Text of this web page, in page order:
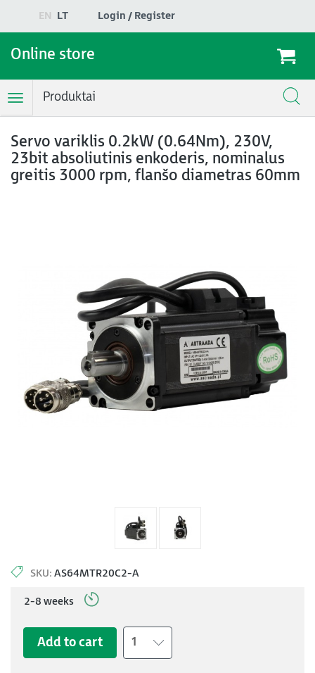
EN LT Login / Register
Online store
ToggleProduktai
Servo variklis 0.2kW (0.64Nm), 230V,
23bit absoliutinis enkoderis, nominalus
greitis 3000 rpm, flanšo diametras 60mm
SKU: AS64MTR20C2-A
2-8 weeks
Add to cart 1